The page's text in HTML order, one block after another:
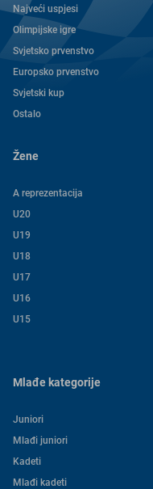
Najveći uspjesi
Olimpijske igre
Svjetsko prvenstvo
Europsko prvenstvo
Svjetski kup
Ostalo
Žene
A reprezentacija
U20
U19
U18
U17
U16
U15
Mlađe kategorije
Juniori
Mlađi juniori
Kadeti
Mlađi kadeti